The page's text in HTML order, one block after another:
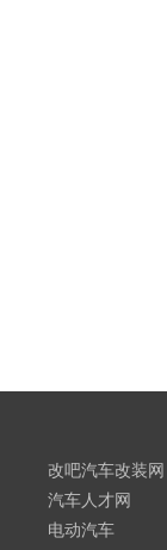
改吧汽车改装网
汽车人才网
电动汽车